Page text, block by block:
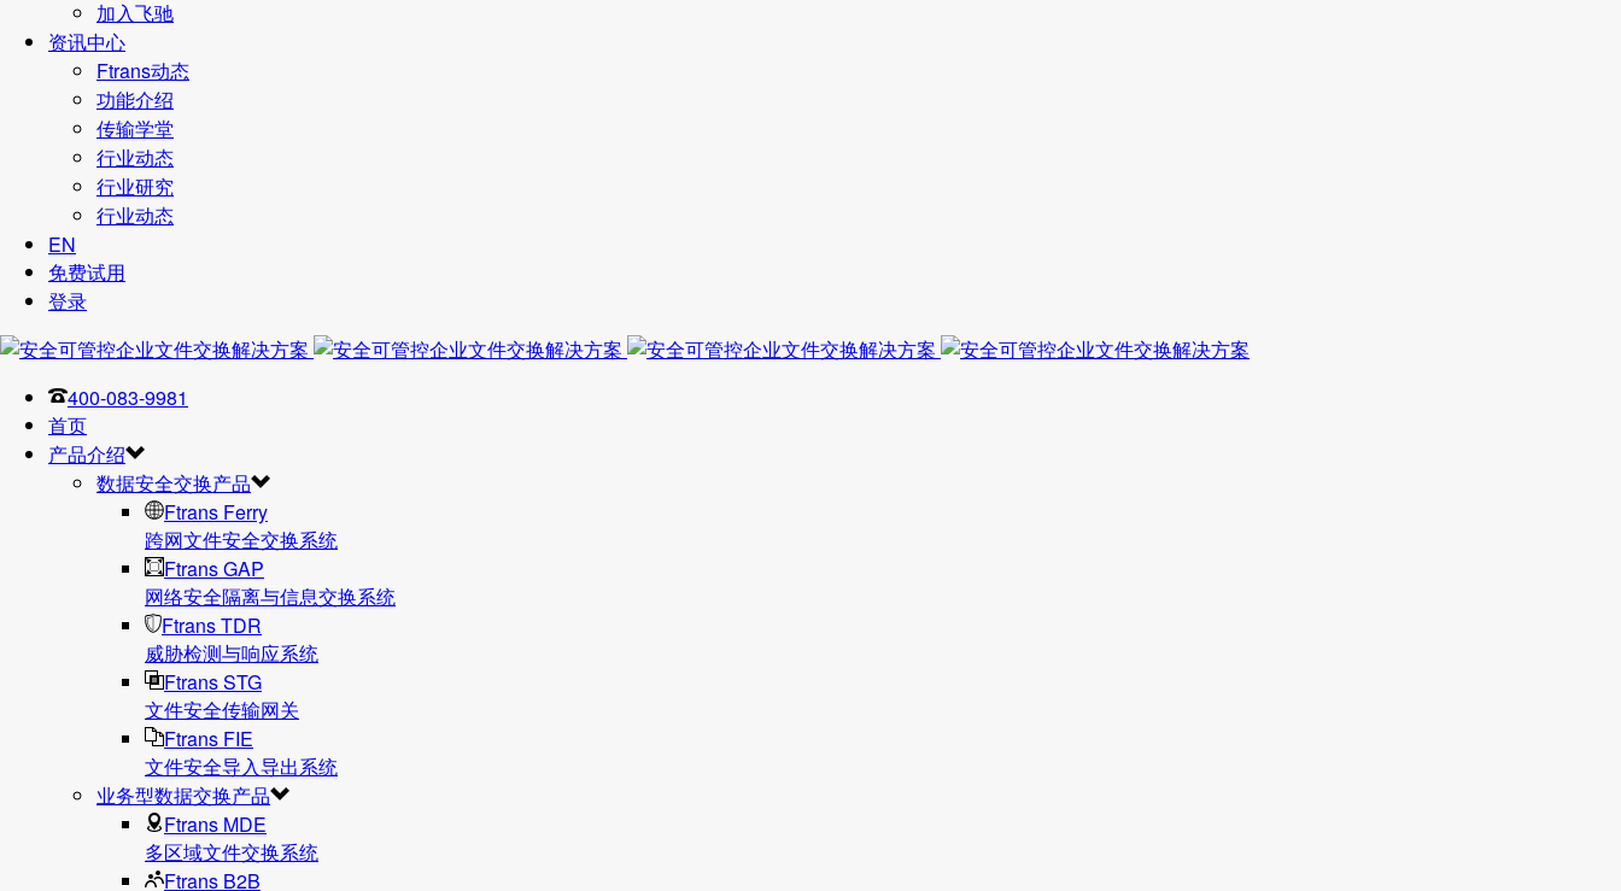
加入飞驰
资讯中心
Ftrans动态
功能介绍
传输学堂
行业动态
行业研究
行业动态
EN
免费试用
登录
400-083-9981
首页
产品介绍
数据安全交换产品
Ftrans Ferry
跨网文件安全交换系统
Ftrans GAP
网络安全隔离与信息交换系统
Ftrans TDR
威胁检测与响应系统
Ftrans STG
文件安全传输网关
Ftrans FIE
文件安全导入导出系统
业务型数据交换产品
Ftrans MDE
多区域文件交换系统
Ftrans B2B